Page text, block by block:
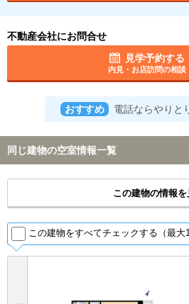
不動産会社にお問合せ
見学予約する
内見・お店訪問の相談
おすすめ 電話ならやりと
同じ建物の空室情報一覧
この建物の情報を
この建物をすべてチェックする（最大